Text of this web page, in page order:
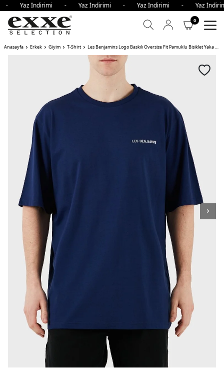
- Yaz İndirimi - Yaz İndirimi - Yaz İndirimi - Yaz
0
Anasayfa Erkek Giyim T-Shirt Les Benjamins Logo Baskılı Oversize Fit Pamuklu Bisiklet Yaka Erkek T Shirt